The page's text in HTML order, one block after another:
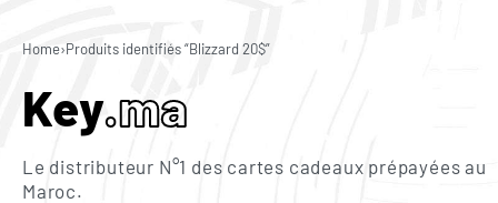
Home›Produits identifiés “Blizzard 20$”
Key.ma
Le distributeur N°1 des cartes cadeaux prépayées au
Maroc.